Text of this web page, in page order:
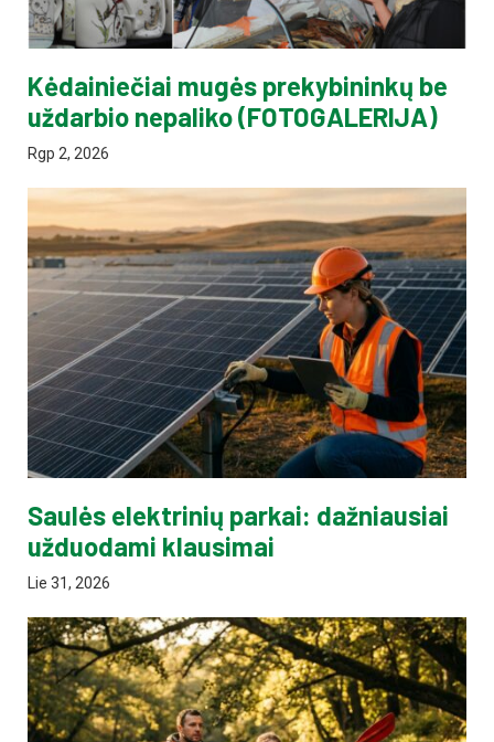
Kėdainiečiai mugės prekybininkų be
uždarbio nepaliko (FOTOGALERIJA)
Rgp 2, 2026
Saulės elektrinių parkai: dažniausiai
užduodami klausimai
Lie 31, 2026